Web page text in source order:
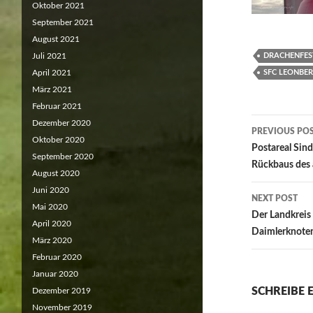
SFC
Post
PREVIOUS
Postareal
Rückbaus
NEXT POST
Der
SCHREIBE
Oktober 2021
September 2021
August 2021
Juli 2021
April 2021
März 2021
Februar 2021
Dezember 2020
Oktober 2020
September 2020
August 2020
Juni 2020
Mai 2020
April 2020
März 2020
Februar 2020
Januar 2020
Dezember 2019
November 2019